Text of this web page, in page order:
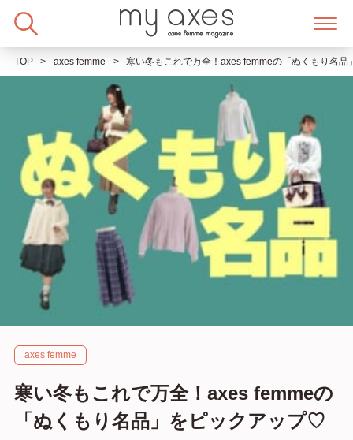
TOP axes femme 寒い冬もこれで万全！axes femmeの「ぬくもり名
axes femme
寒い冬もこれで万全！axes femmeの
「ぬくもり名品」をピックアップ♡